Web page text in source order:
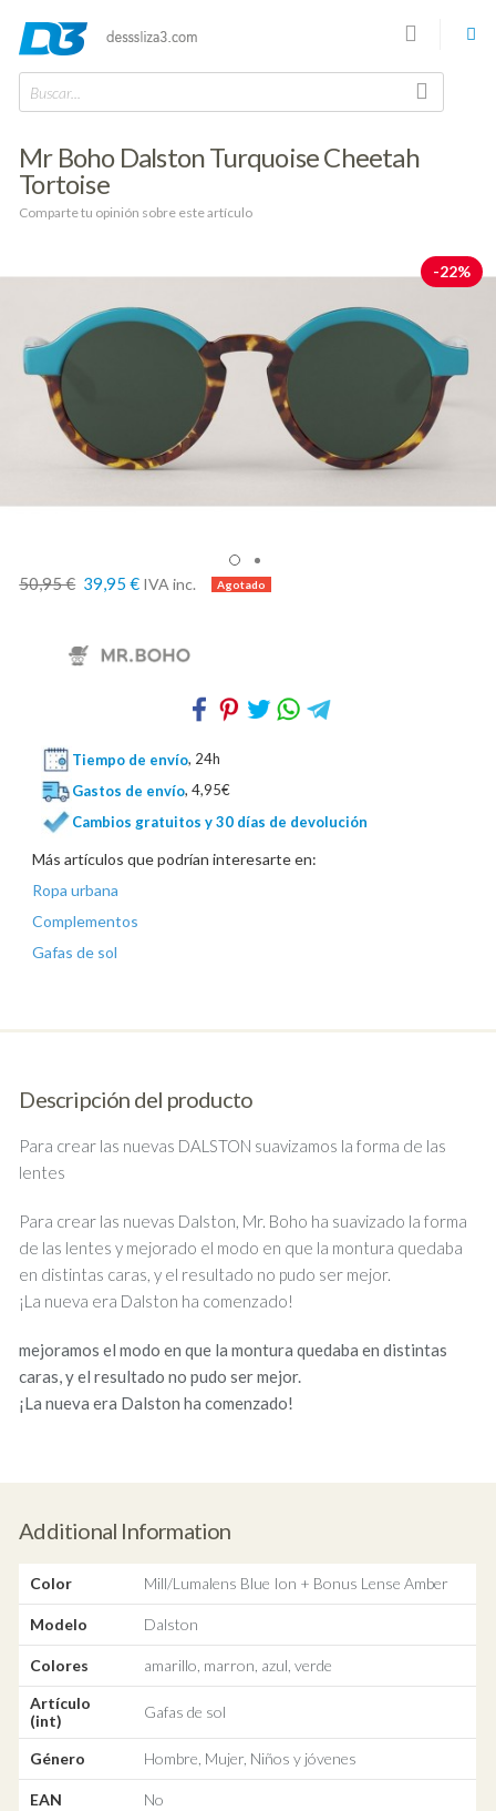
Buscar...
Mr Boho Dalston Turquoise Cheetah
Tortoise
Comparte tu opinión sobre este artículo
-22%
50,95 € 39,95 € IVA inc.
Tiempo de envío, 24h
Gastos de envío, 4,95€
Cambios gratuitos y 30 días de devolución
Más artículos que podrían interesarte en:
Ropa urbana
Complementos
Gafas de sol
Descripción del producto
Para crear las nuevas DALSTON suavizamos la forma de las
lentes
Para crear las nuevas Dalston, Mr. Boho ha suavizado la forma
de las lentes y mejorado el modo en que la montura quedaba
en distintas caras, y el resultado no pudo ser mejor.
¡La nueva era Dalston ha comenzado!
mejoramos el modo en que la montura quedaba en distintas
caras, y el resultado no pudo ser mejor.
¡La nueva era Dalston ha comenzado!
Additional Information
Color Mill/Lumalens Blue Ion + Bonus Lense Amber
Modelo Dalston
Colores
amarillo, marron, azul, verde
Artículo
(int)
Gafas de sol
Género Hombre, Mujer, Niños y jóvenes
EAN No